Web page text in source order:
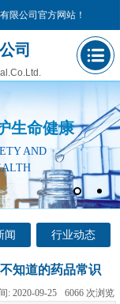
限公司官方网站！
司
生命健康
AND
闻 行业动态
知道的药品常识
: 2020-09-25 6066 次浏览